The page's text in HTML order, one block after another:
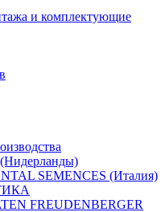
и комплектующие
(Нидерланды)
SEMENCES (Италия)
FREUDENBERGER